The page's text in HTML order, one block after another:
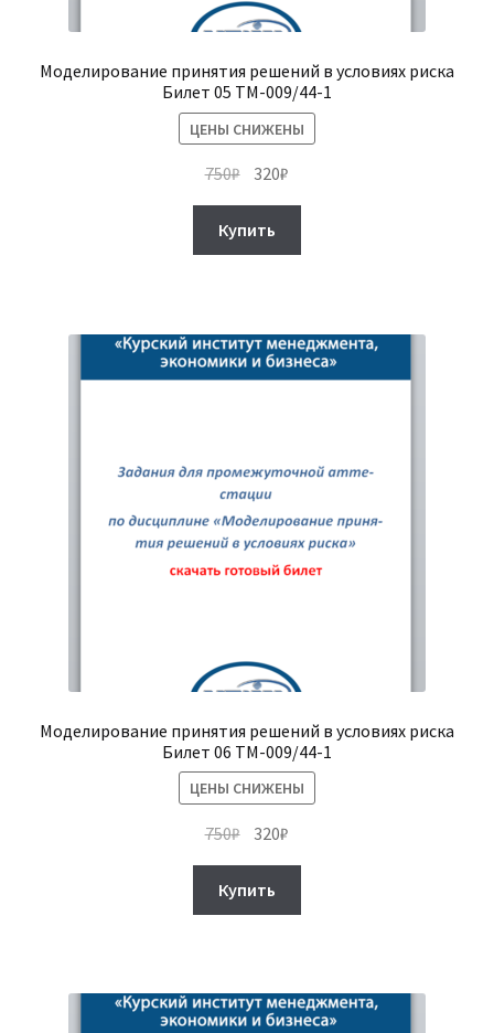
Моделирование принятия решений в условиях риска
Билет 05 ТМ-009/44-1
ЦЕНЫ СНИЖЕНЫ
750₽ Первоначальная
цена
составляла
750₽.
320₽
цена:
Купить
Моделирование принятия решений в условиях риска
Билет 06 ТМ-009/44-1
ЦЕНЫ СНИЖЕНЫ
750₽ Первоначальная
составляла
750₽.
320₽
Купить